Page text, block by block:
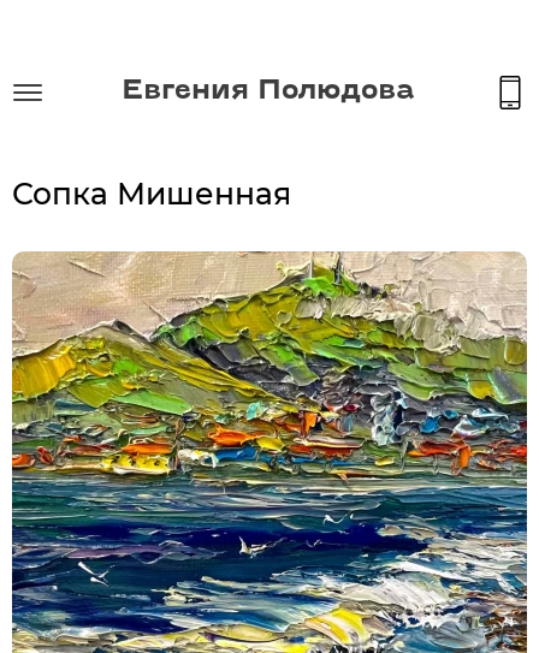
Евгения Полюдова
Сопка Мишенная